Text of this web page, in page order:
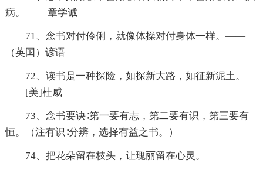
病。 ——章学诚
71、念书对付伶俐，就像体操对付身体一样。——
（英国）谚语
72、读书是一种探险，如探新大路，如征新泥土。
——[美]杜威
73、念书要诀∶第一要有志，第二要有识，第三要有
恒。（注有识∶分辨，选择有益之书。）
74、把花朵留在枝头，让瑰丽留在心灵。